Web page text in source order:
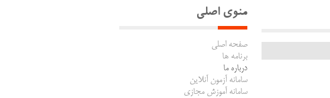
منوی اصلی
صفحه اصلی
برنامه ها
درباره ما
سامانه آزمون آنلاین
سامانه آموزش مجازی